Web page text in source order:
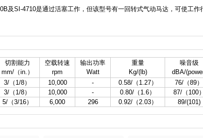
及SI-4710是通过活塞工作，但该型号有一回转式气动马达，可使工
切割能力
mm/（in.）
空载转速
rpm
输出功率
Watt
重量
Kg/(lb)
噪音级
dBA/
3/（1/8） 10,000 - 0.58/（1.27） 76/（89）
3/（1/8） 10,000 - 0.80/（1.6） 87/（100）
5/（3/16） 6,000 296 0.92/（2.03） 89/(101)